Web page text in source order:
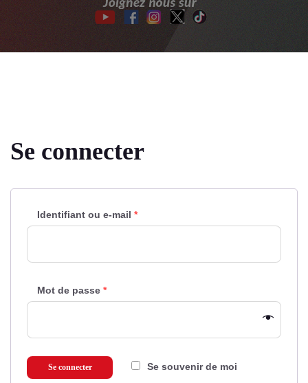
Se connecter
Identifiant ou e-mail *
Mot de passe *
Se souvenir de moi
Se connecter